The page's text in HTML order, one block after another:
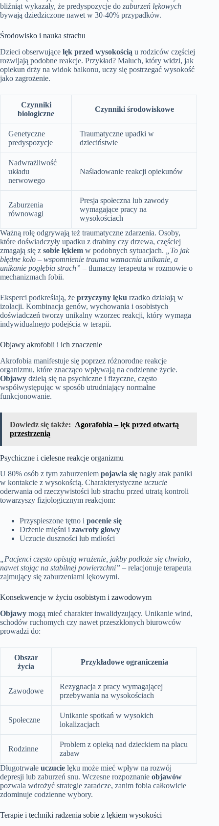
bliźniąt wykazały, że predyspozycje do zaburzeń lękowych
bywają dziedziczone nawet w 30-40% przypadków.
Środowisko i nauka strachu
Dzieci obserwujące lęk przed wysokością u rodziców częściej
rozwijają podobne reakcje. Przykład? Maluch, który widzi, jak
opiekun drży na widok balkonu, uczy się postrzegać wysokość
jako zagrożenie.
Czynniki
biologiczne
Czynniki środowiskowe
Genetyczne
predyspozycje
Traumatyczne upadki w
dzieciństwie
Nadwrażliwość
układu
nerwowego
Naśladowanie reakcji opiekunów
Zaburzenia
równowagi
Presja społeczna lub zawody
wymagające pracy na
wysokościach
Ważną rolę odgrywają też traumatyczne zdarzenia. Osoby,
które doświadczyły upadku z drabiny czy drzewa, częściej
zmagają się z sobie lękiem w podobnych sytuacjach.
„To jak
błędne koło – wspomnienie trauma wzmacnia unikanie, a
unikanie pogłębia strach” – tłumaczy terapeuta w rozmowie o
mechanizmach fobii.
Eksperci podkreślają, że przyczyny lęku rzadko działają w
izolacji. Kombinacja genów, wychowania i osobistych
doświadczeń tworzy unikalny wzorzec reakcji, który wymaga
indywidualnego podejścia w terapii.
Objawy akrofobii i ich znaczenie
Akrofobia manifestuje się poprzez różnorodne reakcje
organizmu, które znacząco wpływają na codzienne życie.
Objawy dzielą się na psychiczne i fizyczne, często
współwystępując w sposób utrudniający normalne
funkcjonowanie.
Dowiedz się także: Agorafobia – lęk przed otwartą
przestrzenią
Psychiczne i cielesne reakcje organizmu
U 80% osób z tym zaburzeniem pojawia się nagły atak paniki
w kontakcie z wysokością. Charakterystyczne uczucie
oderwania od rzeczywistości lub strachu przed utratą kontroli
towarzyszy fizjologicznym reakcjom:
Przyspieszone tętno i pocenie się
Drżenie mięśni i zawroty głowy
Uczucie duszności lub mdłości
„Pacjenci często opisują wrażenie, jakby podłoże się chwiało,
nawet stojąc na stabilnej powierzchni” – relacjonuje terapeuta
zajmujący się zaburzeniami lękowymi.
Konsekwencje w życiu osobistym i zawodowym
Objawy mogą mieć charakter inwalidyzujący. Unikanie wind,
schodów ruchomych czy nawet przeszklonych biurowców
prowadzi do:
Obszar
życia
Przykładowe ograniczenia
Zawodowe
Rezygnacja z pracy wymagającej
przebywania na wysokościach
Społeczne
Unikanie spotkań w wysokich
lokalizacjach
Rodzinne
Problem z opieką nad dzieckiem na placu
zabaw
Długotrwałe uczucie lęku może mieć wpływ na rozwój
depresji lub zaburzeń snu. Wczesne rozpoznanie objawów
pozwala wdrożyć strategie zaradcze, zanim fobia całkowicie
zdominuje codzienne wybory.
Terapie i techniki radzenia sobie z lękiem wysokości